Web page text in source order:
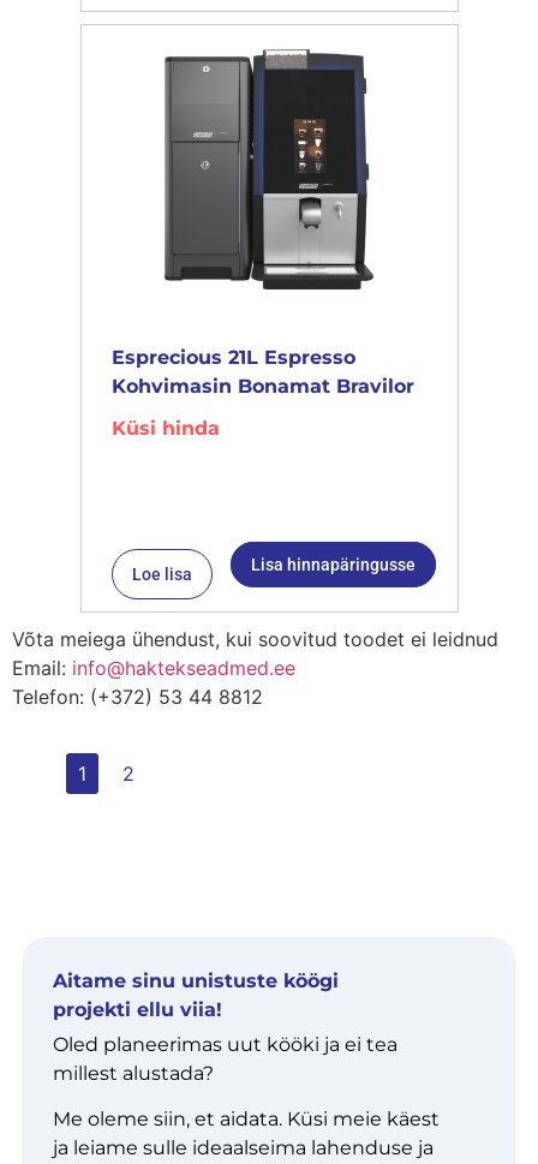
Esprecious 21L Espresso
Kohvimasin Bonamat Bravilor
Küsi hinda
Loe lisa Lisa hinnapäringusse
Võta meiega ühendust, kui soovitud toodet ei leidnud
Email: info@haktekseadmed.ee
Telefon: (+372) 53 44 8812
1 2
Aitame sinu unistuste köögi
projekti ellu viia!
Oled planeerimas uut kööki ja ei tea
millest alustada?
Me oleme siin, et aidata. Küsi meie käest
ja leiame sulle ideaalseima lahenduse ja